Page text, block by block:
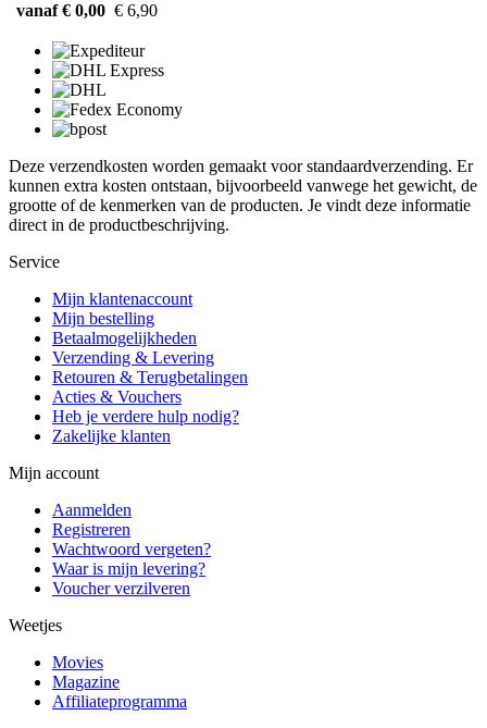
vanaf € 0,00 € 6,90
Deze verzendkosten worden gemaakt voor standaardverzending. Er
kunnen extra kosten ontstaan, bijvoorbeeld vanwege het gewicht, de
grootte of de kenmerken van de producten. Je vindt deze informatie
direct in de productbeschrijving.
Service
Mijn klantenaccount
Mijn bestelling
Betaalmogelijkheden
Verzending & Levering
Retouren & Terugbetalingen
Acties & Vouchers
Heb je verdere hulp nodig?
Zakelijke klanten
Mijn account
Aanmelden
Registreren
Wachtwoord vergeten?
Waar is mijn levering?
Voucher verzilveren
Weetjes
Movies
Magazine
Affiliateprogramma